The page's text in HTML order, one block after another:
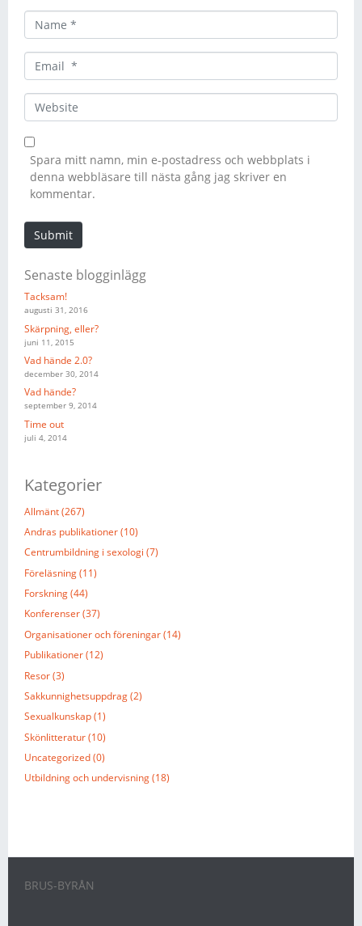
a
m
m
a
*
e
b
s
Spara mitt namn, min e-postadress och webbplats i
denna webbläsare till nästa gång jag skriver en
kommentar.
Submit
Senaste blogginlägg
Tacksam!
augusti 31, 2016
Skärpning, eller?
juni 11, 2015
Vad hände 2.0?
december 30, 2014
Vad hände?
september 9, 2014
Time out
juli 4, 2014
Kategorier
Allmänt (267)
Andras publikationer (10)
Centrumbildning i sexologi (7)
Föreläsning (11)
Forskning (44)
Konferenser (37)
Organisationer och föreningar (14)
Publikationer (12)
Resor (3)
Sakkunnighetsuppdrag (2)
Sexualkunskap (1)
Skönlitteratur (10)
Uncategorized (0)
Utbildning och undervisning (18)
BRUS-BYRÅN